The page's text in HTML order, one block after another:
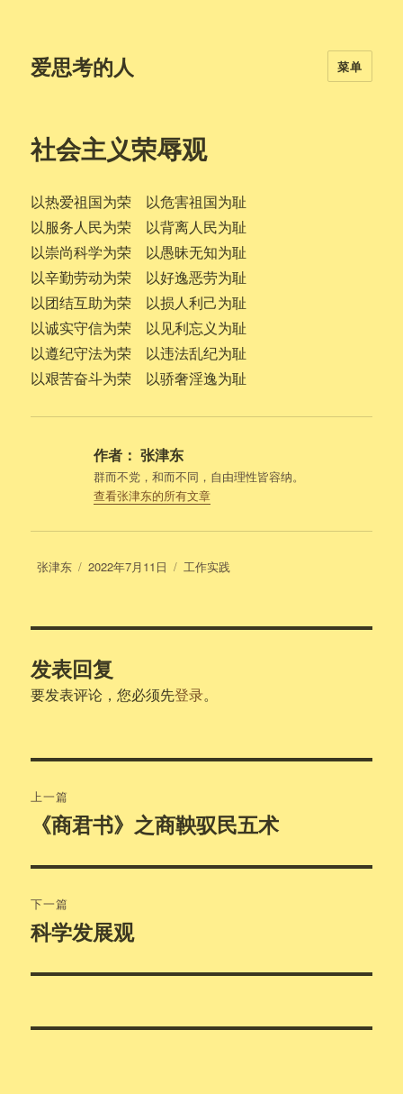
爱思考的人 菜单
社会主义荣辱观
以热爱祖国为荣 以危害祖国为耻
以服务人民为荣 以背离人民为耻
以崇尚科学为荣 以愚昧无知为耻
以辛勤劳动为荣 以好逸恶劳为耻
以团结互助为荣 以损人利己为耻
以诚实守信为荣 以见利忘义为耻
以遵纪守法为荣 以违法乱纪为耻
以艰苦奋斗为荣 以骄奢淫逸为耻
作者： 张津东
群而不党，和而不同，自由理性皆容纳。
查看张津东的所有文章
作
张津东
发
2022年7月11日
分
工作实践
发表回复
要发表评论，您必须先登录。
章
航
上一篇
上
文
章：
《商君书》之商鞅驭民五术
下一篇
下
文
科学发展观